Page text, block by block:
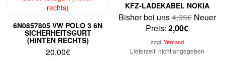
6N0857805 VW POLO 3 6N
SICHERHEITSGURT
(HINTEN RECHTS)
20,00€
KFZ-LADEKABEL NOKIA
Bisher bei uns4,95€
4,95€
Neuer
Preis: 2,00€Aktueller
ist:
zzgl. Versand
Lieferzeit: nicht angegeben